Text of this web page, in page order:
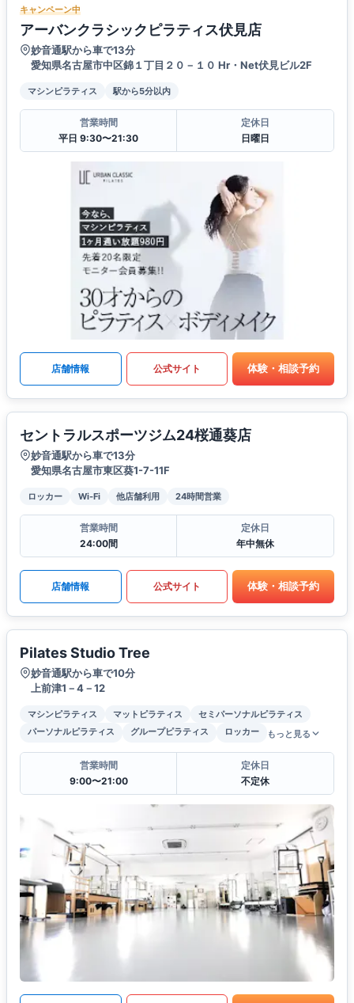
キャンペーン中
アーバンクラシックピラティス伏見店
妙音通駅から車で13分
愛知県名古屋市中区錦１丁目２０－１０ Hr・Net伏見ビル2F
マシンピラティス 駅から5分以内
営業時間
平日 9:30〜21:30
定休日
日曜日
店舗情報 公式サイト 体験・相談予約
セントラルスポーツジム24桜通葵店
妙音通駅から車で13分
愛知県名古屋市東区葵1-7-11F
ロッカー Wi-Fi 他店舗利用 24時間営業
営業時間
24:00間
定休日
年中無休
店舗情報 公式サイト 体験・相談予約
Pilates Studio Tree
妙音通駅から車で10分
上前津1－4－12
マシンピラティス マットピラティス
セミパーソナルピラティス
パーソナルピラティス
グループピラティス ロッカー もっと見る
営業時間
9:00〜21:00
定休日
不定休